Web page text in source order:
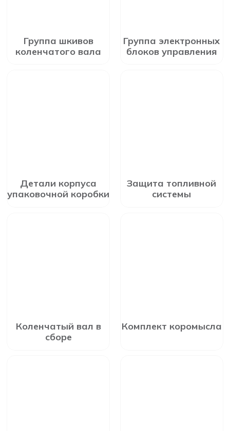
Группа шкивов
коленчатого вала
Группа электронных
блоков управления
Детали корпуса
упаковочной коробки
Защита топливной
системы
Коленчатый вал в
сборе
Комплект коромысла